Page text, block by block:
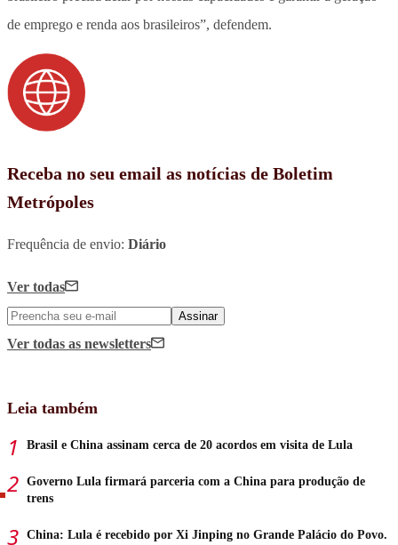
de emprego e renda aos brasileiros”, defendem.
Receba no seu email as notícias de Boletim
Metrópoles
Frequência de envio: Diário
Ver todas
Assinar
Ver todas as newsletters
Leia também
Brasil e China assinam cerca de 20 acordos em visita de Lula
Governo Lula firmará parceria com a China para produção de
trens
China: Lula é recebido por Xi Jinping no Grande Palácio do Povo.